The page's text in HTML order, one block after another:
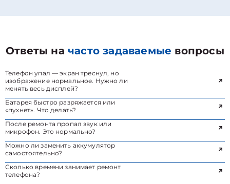
Ответы начасто задаваемые вопросы
Телефон упал — экран треснул, но
изображение нормальное. Нужно ли
менять весь дисплей?
Батарея быстро разряжается или
«пухнет». Что делать?
После ремонта пропал звук или
микрофон. Это нормально?
Можно ли заменить аккумулятор
самостоятельно?
Сколько времени занимает ремонт
телефона?